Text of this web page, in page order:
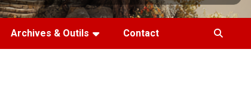
Archives & Outils Contact